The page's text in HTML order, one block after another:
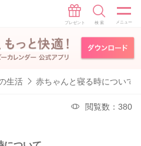
生活 赤ちゃんと寝る時について
閲覧数：380